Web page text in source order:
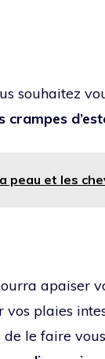
souhaitez
crampes
peau et les
apaiser
plaies
le faire